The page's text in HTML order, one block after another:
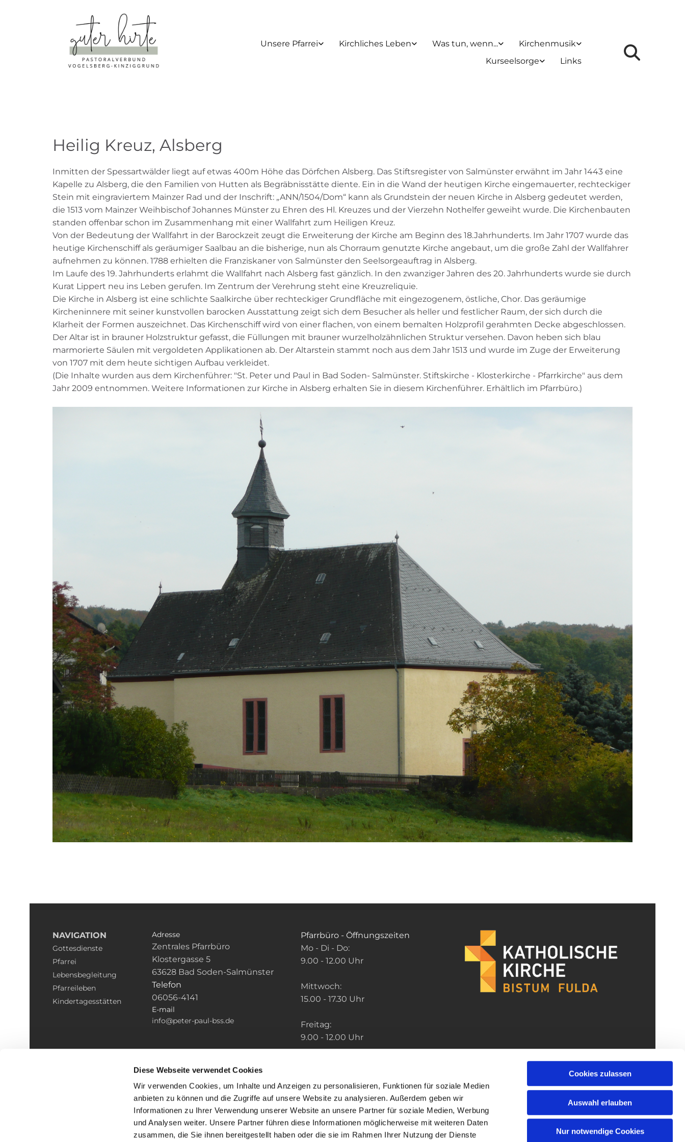
Diese Webseite verwendet Cookies
Wir verwenden Cookies, um Inhalte und Anzeigen zu personalisieren, Funktionen für soziale Medien
anbieten zu können und die Zugriffe auf unsere Website zu analysieren. Außerdem geben wir
Informationen zu Ihrer Verwendung unserer Website an unsere Partner für soziale Medien, Werbung
und Analysen weiter. Unsere Partner führen diese Informationen möglicherweise mit weiteren Daten
zusammen, die Sie ihnen bereitgestellt haben oder die sie im Rahmen Ihrer Nutzung der Dienste
Cookies zulassen
Auswahl erlauben
Nur notwendige Cookies
Unsere Pfarrei Kirchliches Leben Was tun, wenn...
Kirchenmusik
Kurseelsorge
Links
Heilig Kreuz, Alsberg
Inmitten der Spessartwälder liegt auf etwas 400m Höhe das Dörfchen Alsberg. Das Stiftsregister von Salmünster erwähnt im Jahr 1443 eine
Kapelle zu Alsberg, die den Familien von Hutten als Begräbnisstätte diente. Ein in die Wand der heutigen Kirche eingemauerter, rechteckiger
Stein mit eingraviertem Mainzer Rad und der Inschrift: „ANN/1504/Dom“ kann als Grundstein der neuen Kirche in Alsberg gedeutet werden,
die 1513 vom Mainzer Weihbischof Johannes Münster zu Ehren des Hl. Kreuzes und der Vierzehn Nothelfer geweiht wurde. Die Kirchenbauten
standen offenbar schon im Zusammenhang mit einer Wallfahrt zum Heiligen Kreuz.
Von der Bedeutung der Wallfahrt in der Barockzeit zeugt die Erweiterung der Kirche am Beginn des 18.Jahrhunderts. Im Jahr 1707 wurde das
heutige Kirchenschiff als geräumiger Saalbau an die bisherige, nun als Chorraum genutzte Kirche angebaut, um die große Zahl der Wallfahrer
aufnehmen zu können. 1788 erhielten die Franziskaner von Salmünster den Seelsorgeauftrag in Alsberg.
Im Laufe des 19. Jahrhunderts erlahmt die Wallfahrt nach Alsberg fast gänzlich. In den zwanziger Jahren des 20. Jahrhunderts wurde sie durch
Kurat Lippert neu ins Leben gerufen. Im Zentrum der Verehrung steht eine Kreuzreliquie.
Die Kirche in Alsberg ist eine schlichte Saalkirche über rechteckiger Grundfläche mit eingezogenem, östliche, Chor. Das geräumige
Kircheninnere mit seiner kunstvollen barocken Ausstattung zeigt sich dem Besucher als heller und festlicher Raum, der sich durch die
Klarheit der Formen auszeichnet. Das Kirchenschiff wird von einer flachen, von einem bemalten Holzprofil gerahmten Decke abgeschlossen.
Der Altar ist in brauner Holzstruktur gefasst, die Füllungen mit brauner wurzelholzähnlichen Struktur versehen. Davon heben sich blau
marmorierte Säulen mit vergoldeten Applikationen ab. Der Altarstein stammt noch aus dem Jahr 1513 und wurde im Zuge der Erweiterung
von 1707 mit dem heute sichtigen Aufbau verkleidet.
(Die Inhalte wurden aus dem Kirchenführer: "St. Peter und Paul in Bad Soden- Salmünster. Stiftskirche - Klosterkirche - Pfarrkirche" aus dem
Jahr 2009 entnommen. Weitere Informationen zur Kirche in Alsberg erhalten Sie in diesem Kirchenführer. Erhältlich im Pfarrbüro.)
NAVIGATION
Gottesdienste
Pfarrei
Lebensbegleitung
Pfarreileben
Kindertagesstätten
Adresse
Zentrales Pfarrbüro
Klostergasse 5
63628 Bad Soden-Salmünster
Telefon
06056-4141
E-mail
info@peter-paul-bss.de
Pfarrbüro - Öffnungszeiten
Mo - Di - Do:
9.00 - 12.00 Uhr
Mittwoch:
15.00 - 17.30 Uhr
Freitag:
9.00 - 12.00 Uhr
Impressum Datenschutzerklärung ChurchDesk-Login